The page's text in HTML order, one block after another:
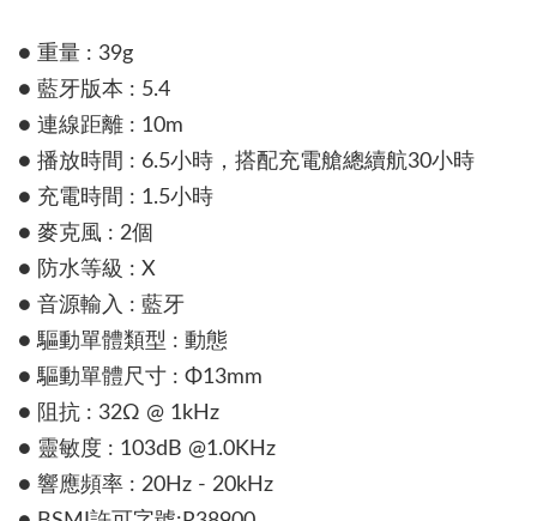
● 重量 : 39g
● 藍牙版本 : 5.4
● 連線距離 : 10m
● 播放時間 : 6.5小時，搭配充電艙總續航30小時
● 充電時間 : 1.5小時
● 麥克風 : 2個
● 防水等級 : X
● 音源輸入 : 藍牙
● 驅動單體類型 : 動態
● 驅動單體尺寸 : Φ13mm
● 阻抗 : 32Ω @ 1kHz
● 靈敏度 : 103dB @1.0KHz
● 響應頻率 : 20Hz - 20kHz